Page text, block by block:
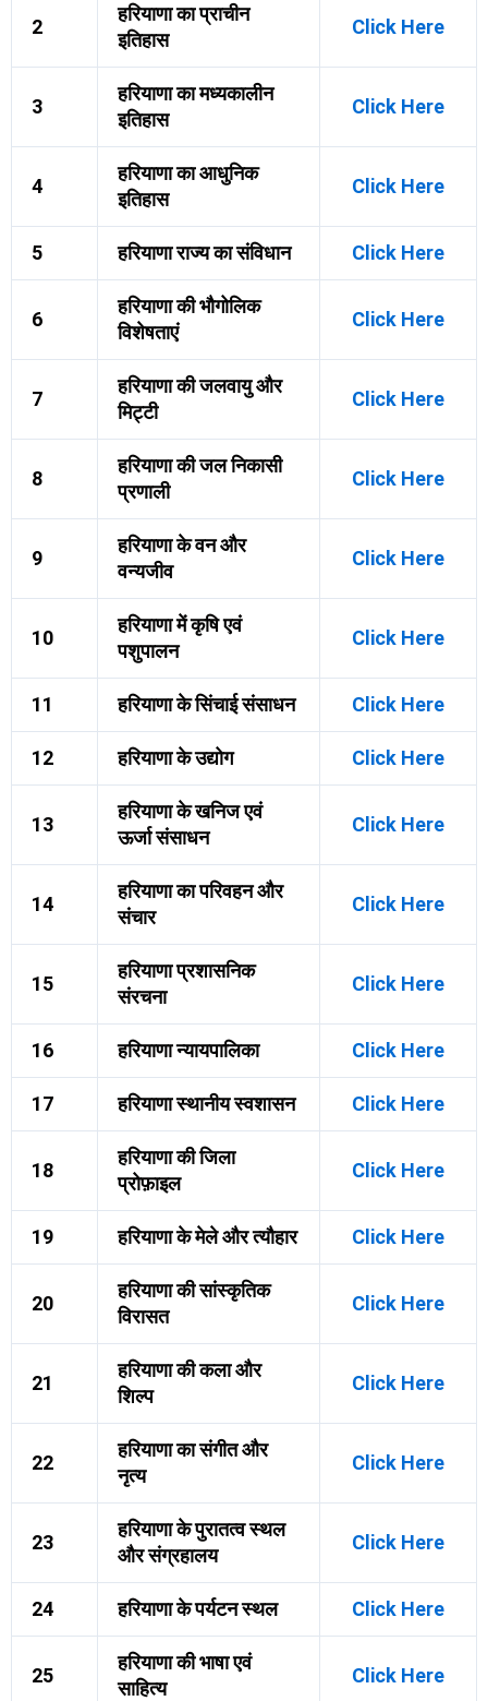
2
हरियाणा का प्राचीन
इतिहास
Click Here
3
हरियाणा का मध्यकालीन
इतिहास
Click Here
4
हरियाणा का आधुनिक
इतिहास
Click Here
5 हरियाणा राज्य का संविधान Click Here
6
हरियाणा की भौगोलिक
विशेषताएं
Click Here
7
हरियाणा की जलवायु और
मिट्टी
Click Here
8
हरियाणा की जल निकासी
प्रणाली
Click Here
9
हरियाणा के वन और
वन्यजीव
Click Here
10
हरियाणा में कृषि एवं
पशुपालन
Click Here
11 हरियाणा के सिंचाई संसाधन Click Here
12 हरियाणा के उद्योग Click Here
13
हरियाणा के खनिज एवं
ऊर्जा संसाधन
Click Here
14
हरियाणा का परिवहन और
संचार
Click Here
15
हरियाणा प्रशासनिक
संरचना
Click Here
16 हरियाणा न्यायपालिका Click Here
17 हरियाणा स्थानीय स्वशासन Click Here
18
हरियाणा की जिला
प्रोफ़ाइल
Click Here
19 हरियाणा के मेले और त्यौहार Click Here
20
हरियाणा की सांस्कृतिक
विरासत
Click Here
21
हरियाणा की कला और
शिल्प
Click Here
22
हरियाणा का संगीत और
नृत्य
Click Here
23
हरियाणा के पुरातत्व स्थल
और संग्रहालय
Click Here
24 हरियाणा के पर्यटन स्थल Click Here
25
हरियाणा की भाषा एवं
साहित्य
Click Here